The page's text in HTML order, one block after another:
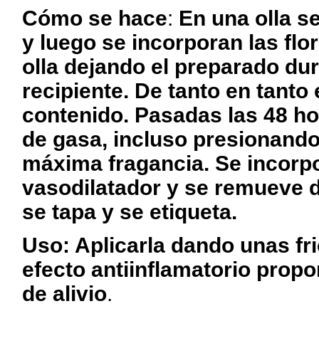
Cómo se hace: En una olla
y luego se incorporan las
olla dejando el preparado
recipiente. De tanto en
contenido. Pasadas las 48
de gasa, incluso
máxima fragancia. Se
vasodilatador y se remueve
se tapa y se etiqueta.
Uso: Aplicarla dando unas
efecto antiinflamatorio
de alivio.